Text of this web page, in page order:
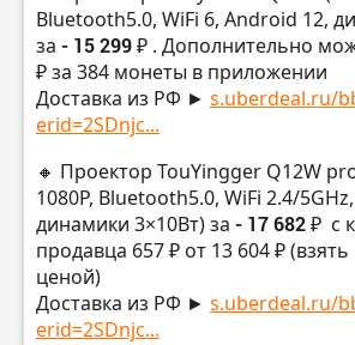
Bluetooth5.0, WiFi 6, Android 12,
за - 15 299 ₽ . Дополнительно
₽ за 384 монеты в приложении
Доставка из РФ ► s.uberdeal.ru/
erid=2SDnjc...
🔸 Проектор TouYingger Q12W
1080P, Bluetooth5.0, WiFi 2.4/
динамики 3×10Вт) за - 17 682 ₽ с
продавца 657 ₽ от 13 604 ₽
ценой)
Доставка из РФ ► s.uberdeal.ru/
erid=2SDnjc...